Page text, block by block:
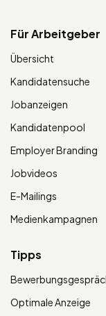
Für Arbeitgeber
Übersicht
Kandidatensuche
Jobanzeigen
Kandidatenpool
Employer Branding
Jobvideos
E-Mailings
Medienkampagnen
Tipps
Optimale Anzeige